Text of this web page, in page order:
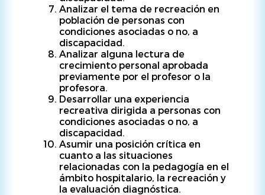
Analizar el tema de recreación en
población de personas con
condiciones asociadas o no, a
discapacidad.
Analizar alguna lectura de
crecimiento personal aprobada
previamente por el profesor o la
profesora.
Desarrollar una experiencia
recreativa dirigida a personas con
condiciones asociadas o no, a
discapacidad.
Asumir una posición crítica en
cuanto a las situaciones
relacionadas con la pedagogía en el
ámbito hospitalario, la recreación y
la evaluación diagnóstica.